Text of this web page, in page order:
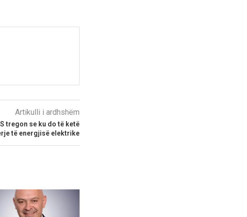
Artikulli i ardhshëm
tregon se ku do të ketë
të energjisë elektrike